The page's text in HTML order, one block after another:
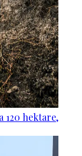
120 hektare,